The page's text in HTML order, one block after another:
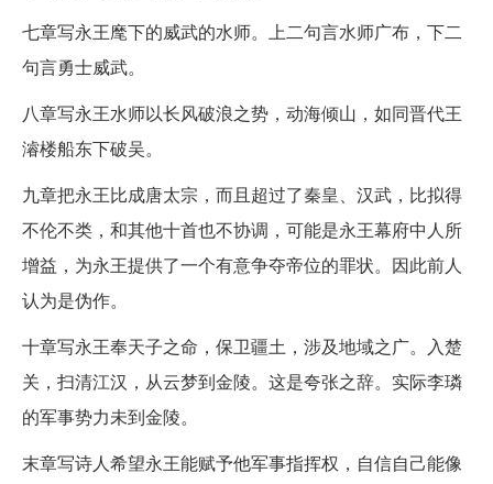
七章写永王麾下的威武的水师。上二句言水师广布，下二
句言勇士威武。
八章写永王水师以长风破浪之势，动海倾山，如同晋代王
濬楼船东下破吴。
九章把永王比成唐太宗，而且超过了秦皇、汉武，比拟得
不伦不类，和其他十首也不协调，可能是永王幕府中人所
增益，为永王提供了一个有意争夺帝位的罪状。因此前人
认为是伪作。
十章写永王奉天子之命，保卫疆土，涉及地域之广。入楚
关，扫清江汉，从云梦到金陵。这是夸张之辞。实际李璘
的军事势力未到金陵。
末章写诗人希望永王能赋予他军事指挥权，自信自己能像